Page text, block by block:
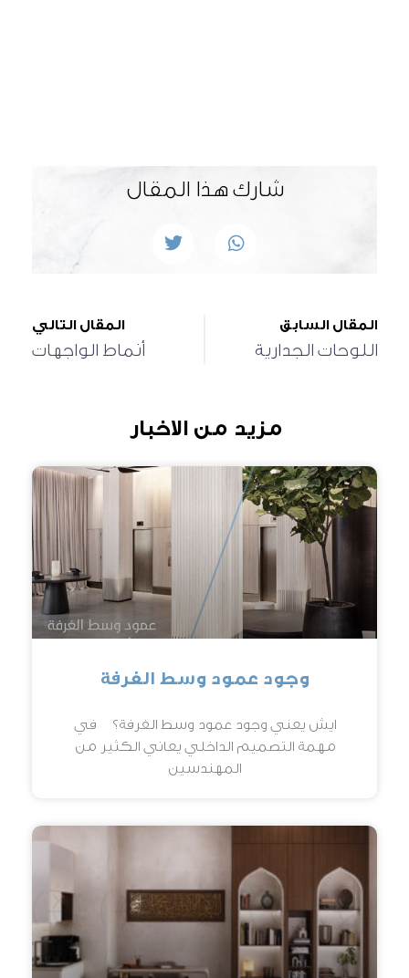
شارك هذا المقال
المقال السابق
اللوحات الجدارية
المقال التالي
أنماط الواجهات
مزيد من الاخبار
وجود عمود وسط الغرفة
ايش يعني وجود عمود وسط الغرفة؟ في
مهمة التصميم الداخلي يعاني الكثير من
المهندسين